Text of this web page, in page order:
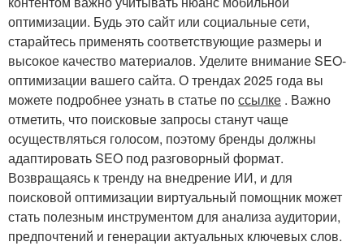
оптимизации. Будь это сайт или социальные сети,
старайтесь применять соответствующие размеры и
высокое качество материалов. Уделите внимание SEO-
оптимизации вашего сайта. О трендах 2025 года вы
можете подробнее узнать в статье поссылке . Важно
отметить, что поисковые запросы станут чаще
осуществляться голосом, поэтому бренды должны
адаптировать SEO под разговорный формат.
Возвращаясь к тренду на внедрение ИИ, и для
поисковой оптимизации виртуальный помощник может
стать полезным инструментом для анализа аудитории,
предпочтений и генерации актуальных ключевых слов.